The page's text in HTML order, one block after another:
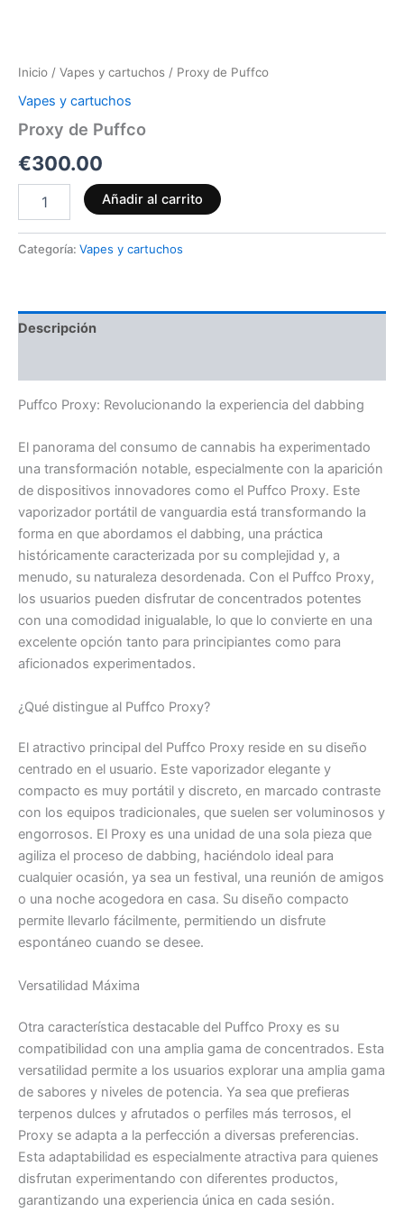
Inicio / Vapes y cartuchos / Proxy de Puffco
Vapes y cartuchos
Proxy de Puffco
€300.00
Añadir al carrito
Categoría: Vapes y cartuchos
Descripción
Puffco Proxy: Revolucionando la experiencia del dabbing
El panorama del consumo de cannabis ha experimentado
una transformación notable, especialmente con la aparición
de dispositivos innovadores como el Puffco Proxy. Este
vaporizador portátil de vanguardia está transformando la
forma en que abordamos el dabbing, una práctica
históricamente caracterizada por su complejidad y, a
menudo, su naturaleza desordenada. Con el Puffco Proxy,
los usuarios pueden disfrutar de concentrados potentes
con una comodidad inigualable, lo que lo convierte en una
excelente opción tanto para principiantes como para
aficionados experimentados.
¿Qué distingue al Puffco Proxy?
El atractivo principal del Puffco Proxy reside en su diseño
centrado en el usuario. Este vaporizador elegante y
compacto es muy portátil y discreto, en marcado contraste
con los equipos tradicionales, que suelen ser voluminosos y
engorrosos. El Proxy es una unidad de una sola pieza que
agiliza el proceso de dabbing, haciéndolo ideal para
cualquier ocasión, ya sea un festival, una reunión de amigos
o una noche acogedora en casa. Su diseño compacto
permite llevarlo fácilmente, permitiendo un disfrute
espontáneo cuando se desee.
Versatilidad Máxima
Otra característica destacable del Puffco Proxy es su
compatibilidad con una amplia gama de concentrados. Esta
versatilidad permite a los usuarios explorar una amplia gama
de sabores y niveles de potencia. Ya sea que prefieras
terpenos dulces y afrutados o perfiles más terrosos, el
Proxy se adapta a la perfección a diversas preferencias.
Esta adaptabilidad es especialmente atractiva para quienes
disfrutan experimentando con diferentes productos,
garantizando una experiencia única en cada sesión.